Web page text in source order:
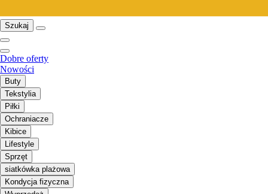
Szukaj
Dobre oferty
Nowości
Buty
Tekstylia
Piłki
Ochraniacze
Kibice
Lifestyle
Sprzęt
siatkówka plażowa
Kondycja fizyczna